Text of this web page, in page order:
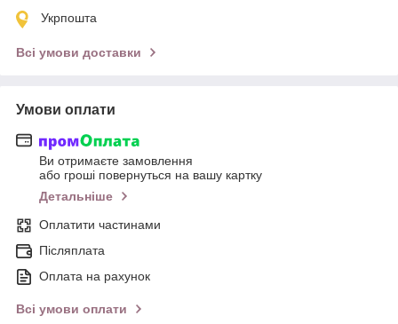
Укрпошта
Всі умови доставки
Умови оплати
Ви отримаєте замовлення
або гроші повернуться на вашу картку
Детальніше
Оплатити частинами
Післяплата
Оплата на рахунок
Всі умови оплати